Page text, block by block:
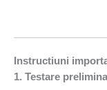
Instructiuni
1. Testare